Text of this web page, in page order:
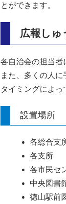
とができます。
広報しゅ
各自治会の担当者
また、多くの人
タイミングによっ
設置場所
各総合支
各支所
各市民セ
中央図書
徳山駅前